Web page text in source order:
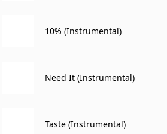
10% (Instrumental)
Need It (Instrumental)
Taste (Instrumental)